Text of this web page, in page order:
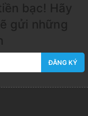
bạc! Hãy
gửi những
ĐĂNG KÝ